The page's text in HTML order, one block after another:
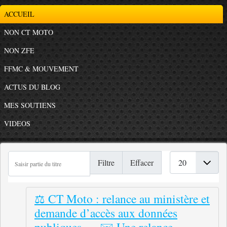
ACCUEIL
NON CT MOTO
NON ZFE
FFMC & MOUVEMENT
ACTUS DU BLOG
MES SOUTIENS
VIDEOS
Filtre Effacer
⚖️ CT Moto : relance au ministère et
demande d’accès aux données